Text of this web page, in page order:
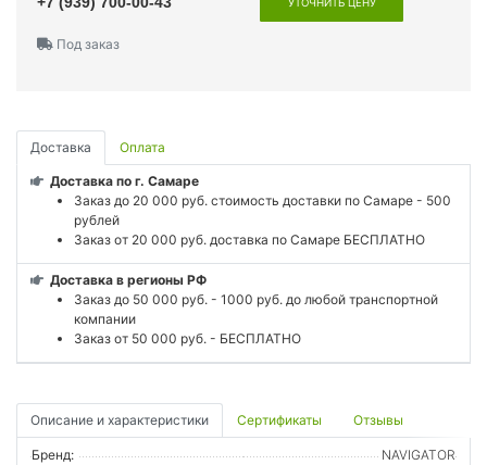
Под заказ
Доставка Оплата
Доставка по г. Самаре
Заказ до 20 000 руб. стоимость доставки по Самаре - 500
рублей
Заказ от 20 000 руб. доставка по Самаре БЕСПЛАТНО
Доставка в регионы РФ
Заказ до 50 000 руб. - 1000 руб. до любой транспортной
компании
Заказ от 50 000 руб. - БЕСПЛАТНО
Описание и характеристики Сертификаты Отзывы
Бренд:
NAVIGATOR